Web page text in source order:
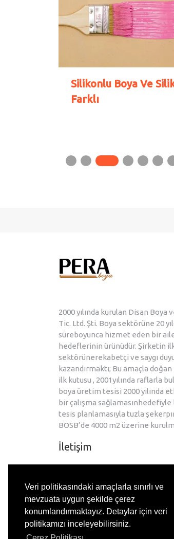
Veri politikasındaki amaçlarla sınırlı ve
mevzuata uygun şekilde çerez
konumlandırmaktayız. Detaylar için veri
politikamızı inceleyebilirsiniz.
Silikonlu Boya Ve
Farklı
2000 yılında kurulan Disan Boya
Tic. Ltd. Şti. Boya sektörüne 20
süreboyunca hizmet eden bir
hedeflerinin ürünüdür. Şirketin
sektörünerekabetçi ve saygı
kazandırmaktı; Bu amaçla doğan
ilk kutusu , 2001yılında raflarla
boya üretim tesisi 2000 yılında
bir çalışma
tesis planlamasıyla tuzla
BOSB’de 4000 m2 üzerine
İletişim
Birlik OSB Tem Yan Yol
+90 216 593 00 10
info@disanboya.com